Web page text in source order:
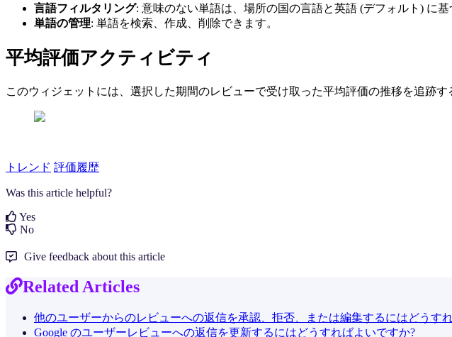
言語フィルタリング: 意味のない単語は、場所の国の言語と英語 (デフォルト) に
単語の管理: 単語を検索、作成、削除できます。
平均評価アクティビティ
このウィジェットには、選択した期間のレビューで受け取った平均評価の推移を追跡す
トレンド 評価履歴
Was this article helpful?
Yes
No
Give feedback about this article
Related Articles
他のユーザーからのレビューへの返信を承認、拒否、または編集するにはどうす
Google のユーザーレビューへの返信を更新するにはどうすればよいですか?